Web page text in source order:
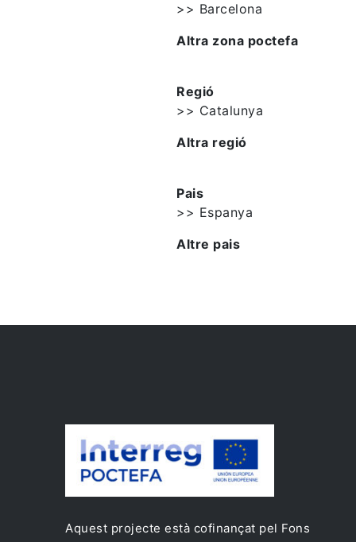
>> Barcelona
Altra zona poctefa
Regió
>> Catalunya
Altra regió
Pais
>> Espanya
Altre pais
Aquest projecte està cofinançat pel Fons